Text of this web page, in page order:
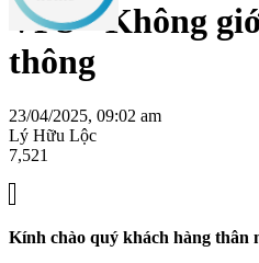
VPS - Không
thông
23/04/2025, 09:02 am
Lý Hữu Lộc
7,521
Kính chào quý khách hàng thân